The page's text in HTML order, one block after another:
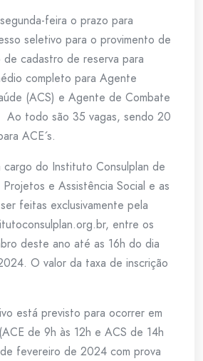
feira o prazo para
seletivo para o provimento de
cadastro de reserva para
completo para Agente
(ACS) e Agente de Combate
Ao todo são 35 vagas, sendo 20
ACE´s.
do Instituto Consulplan de
e Assistência Social e as
feitas exclusivamente pela
entre os
deste ano até as 16h do dia
O valor da taxa de inscrição
está previsto para ocorrer em
de 9h às 12h e ACS de 14h
fevereiro de 2024 com prova